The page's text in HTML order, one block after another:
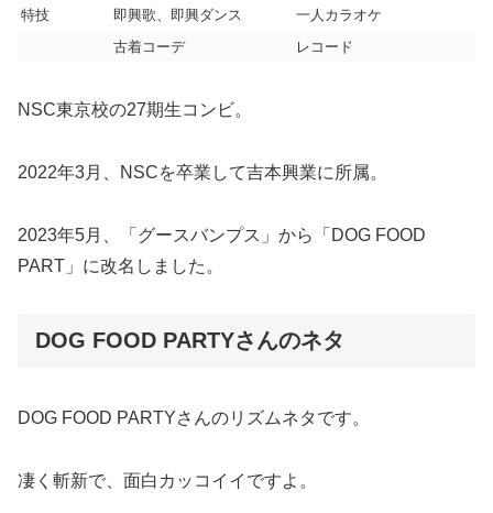
特技 即興歌、即興ダンス
一人カラオケ
古着コーデ
レコード
NSC東京校の27期生コンビ。
2022年3月、NSCを卒業して吉本興業に所属。
2023年5月、「グースバンプス」から「DOG FOOD
PART」に改名しました。
DOG FOOD PARTYさんのネタ
DOG FOOD PARTYさんのリズムネタです。
凄く斬新で、面白カッコイイですよ。